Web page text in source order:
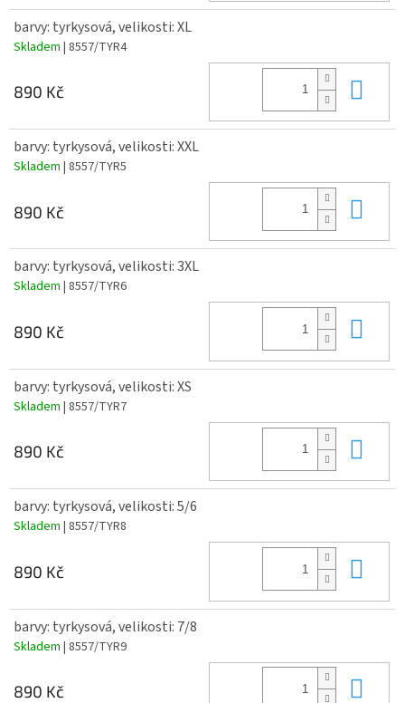
barvy: tyrkysová, velikosti: XL
Skladem | 8557/TYR4
890 Kč
barvy: tyrkysová, velikosti: XXL
Skladem | 8557/TYR5
890 Kč
barvy: tyrkysová, velikosti: 3XL
Skladem | 8557/TYR6
890 Kč
barvy: tyrkysová, velikosti: XS
Skladem | 8557/TYR7
890 Kč
barvy: tyrkysová, velikosti: 5/6
Skladem | 8557/TYR8
890 Kč
barvy: tyrkysová, velikosti: 7/8
Skladem | 8557/TYR9
890 Kč